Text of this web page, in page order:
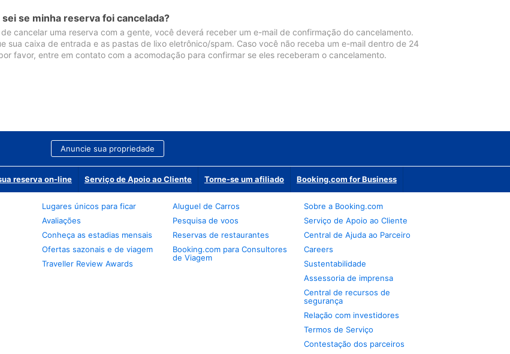
sei se minha reserva foi cancelada?
de cancelar uma reserva com a gente, você deverá receber um e-mail de confirmação do cancelamento.
sua caixa de entrada e as pastas de lixo eletrônico/spam. Caso você não receba um e-mail dentro de 24
favor, entre em contato com a acomodação para confirmar se eles receberam o cancelamento.
Anuncie sua propriedade
reserva on-line Serviço de Apoio ao Cliente Torne-se um afiliado Booking.com for Business
Lugares únicos para ficar
Avaliações
Conheça as estadias mensais
Ofertas sazonais e de viagem
Traveller Review Awards
Aluguel de Carros
Pesquisa de voos
Reservas de restaurantes
Booking.com para Consultores
de Viagem
Sobre a Booking.com
Serviço de Apoio ao Cliente
Central de Ajuda ao Parceiro
Careers
Sustentabilidade
Assessoria de imprensa
Central de recursos de
segurança
Relação com investidores
Termos de Serviço
Contestação dos parceiros